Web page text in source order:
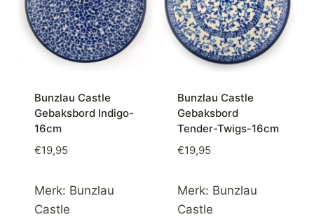
Bunzlau Castle
Gebaksbord Indigo-
16cm
€19,95
Merk: Bunzlau
Castle
Bunzlau Castle
Gebaksbord
Tender-Twigs-16cm
€19,95
Merk: Bunzlau
Castle